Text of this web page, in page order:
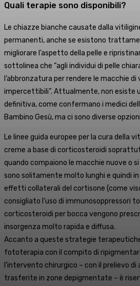
Quali terapie sono disponibili?
Le chiazze bianche causate dalla
permanenti, anche se esistono
migliorare l’aspetto della pelle e
sottolinea che “agli individui di pelle
l’abbronzatura per rendere le macchie di
impercettibili”. Attualmente, non esiste
definitiva, come confermano i medici
Bambino Gesù, ma ci sono diverse
Le linee guida europee per la cura della
creme a base di corticosteroidi
quando compaiono le macchie nuove o
sono solitamente molto lunghi e quindi in
effetti collaterali del cortisone (come
consigliato l’uso di immunosoppressori
corticosteroidi per bocca vengono
insorgenza molto rapida e diffusa.
Accanto a queste strategie
fototerapia con il compito di
l’intervento chirurgico – con il prelievo
trasferite in zone depigmentate – è